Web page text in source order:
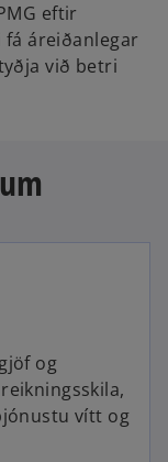
eftir
áreiðanlegar
við betri
og
vítt og